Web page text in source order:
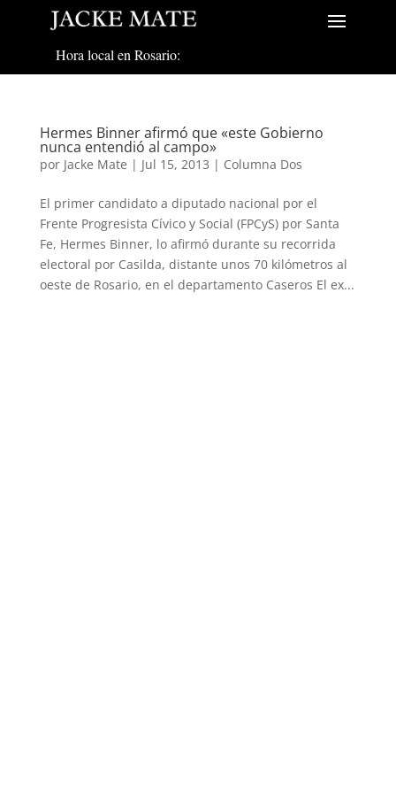
Hora local en Rosario:
Hermes Binner afirmó que «este Gobierno
nunca entendió al campo»
por Jacke Mate | Jul 15, 2013 | Columna Dos
El primer candidato a diputado nacional por el
Frente Progresista Cívico y Social (FPCyS) por Santa
Fe, Hermes Binner, lo afirmó durante su recorrida
electoral por Casilda, distante unos 70 kilómetros al
oeste de Rosario, en el departamento Caseros El ex...